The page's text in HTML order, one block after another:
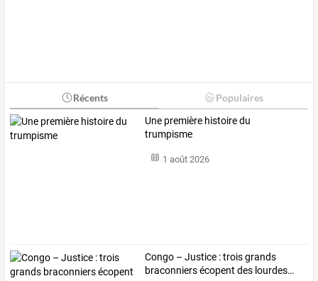
Récents Populaires
Une première histoire du
trumpisme
1 août 2026
Congo – Justice :troisgrands
braconniersécopent des lourdes…